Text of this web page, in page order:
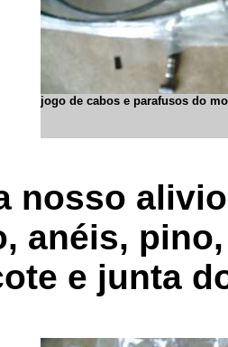
jogo de cabos e parafusos do
nosso
anéis,
e junta